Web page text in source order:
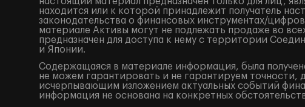
находится или к которой принадлежит получатель
законодательства о финансовых инструментах/
материале Активы могут не подлежать продаже во
предназначен для доступа к нему с территории
и Японии.
Содержащаяся в материале информация, была
не можем гарантировать и не гарантируем
исчерпывающим изложением актуальных событий
информация не основана на конкретных